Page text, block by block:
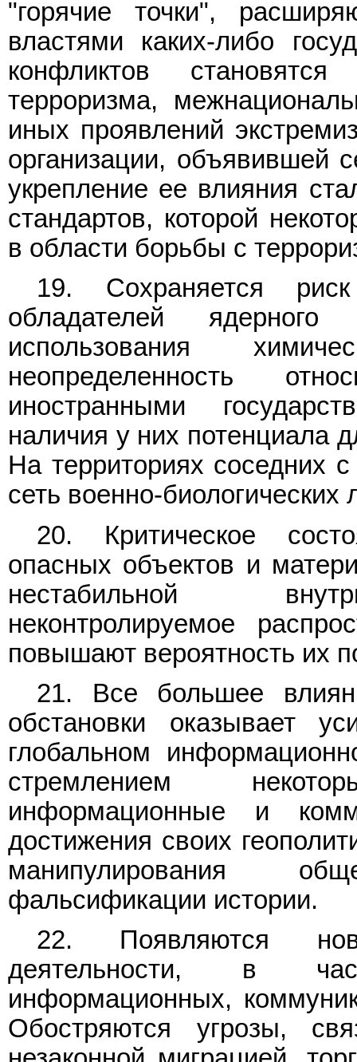
"горячие точки",
властями каких-либо
конфликтов
терроризма,
иных проявлений
организации, объявившей
укрепление ее влияния
стандартов, которой
в области борьбы с
19. Сохраняется
обладателей
использования
неопределенность
иностранными
наличия у них потенциала
На территориях соседних
сеть военно-
20. Критическое
опасных объектов и
нестабильной
неконтролируемое
повышают вероятность их
21. Все большее
обстановки оказывает
глобальном
стремлением
информационные и
достижения своих
манипулирования
фальсификации истории.
22. Появляются
деятельности, в
информационных,
Обостряются угрозы,